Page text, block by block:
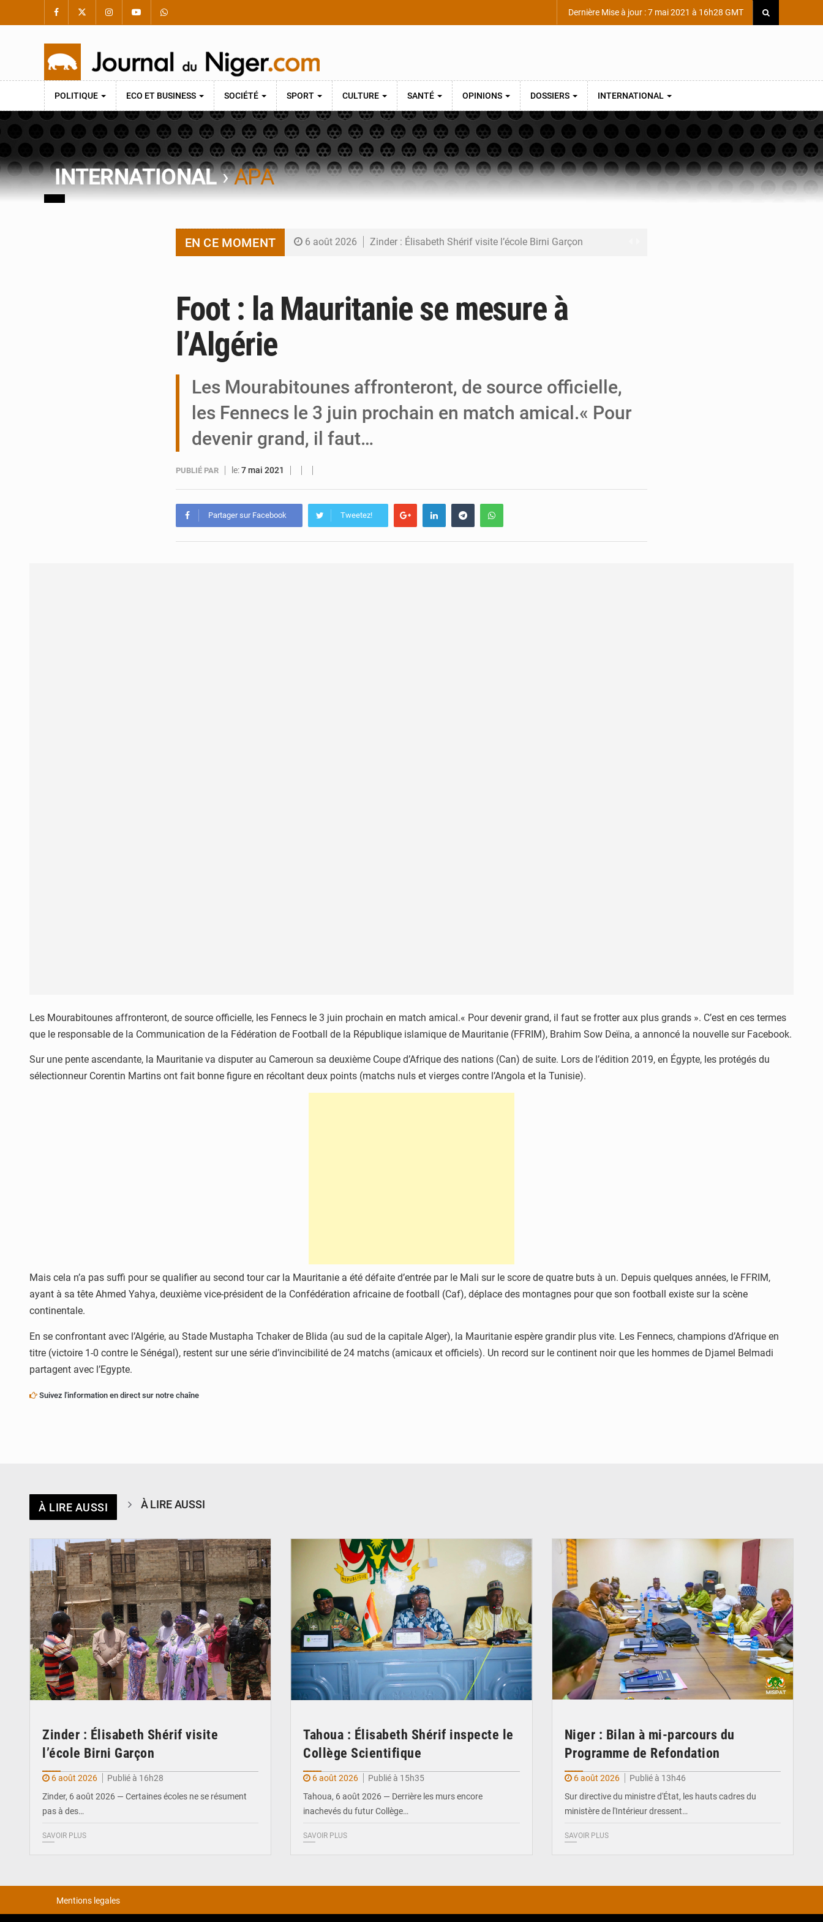
Dernière Mise à jour : 7 mai 2021 à 16h28 GMT
POLITIQUE ECO ET BUSINESS SOCIÉTÉ SPORT CULTURE SANTÉ OPINIONS DOSSIERS INTERNATIONAL
INTERNATIONAL›APA
EN CE MOMENT 6 août 2026 Zinder : Élisabeth Shérif visite l’école Birni Garçon
6 août 2026 Niger : Bilan à mi-parcours du Programme de Refondation
6 août 2026 Chasse aux gabegies à Niamey : 74 milliards de FCFA recouvrés par la COLDEFF
Foot : la Mauritanie se mesure à
l’Algérie
Les Mourabitounes affronteront, de source officielle,
les Fennecs le 3 juin prochain en match amical.« Pour
devenir grand, il faut…
PUBLIÉ PAR le:7 mai 2021
Partager sur Facebook Tweetez!
Les Mourabitounes affronteront, de source officielle, les Fennecs le 3 juin prochain en match amical.« Pour devenir grand, il faut se frotter aux plus grands ». C’est en ces termes
que le responsable de la Communication de la Fédération de Football de la République islamique de Mauritanie (FFRIM), Brahim Sow Deïna, a annoncé la nouvelle sur Facebook.
Sur une pente ascendante, la Mauritanie va disputer au Cameroun sa deuxième Coupe d’Afrique des nations (Can) de suite. Lors de l’édition 2019, en Égypte, les protégés du
sélectionneur Corentin Martins ont fait bonne figure en récoltant deux points (matchs nuls et vierges contre l’Angola et la Tunisie).
Mais cela n’a pas suffi pour se qualifier au second tour car la Mauritanie a été défaite d’entrée par le Mali sur le score de quatre buts à un. Depuis quelques années, le FFRIM,
ayant à sa tête Ahmed Yahya, deuxième vice-président de la Confédération africaine de football (Caf), déplace des montagnes pour que son football existe sur la scène
continentale.
En se confrontant avec l’Algérie, au Stade Mustapha Tchaker de Blida (au sud de la capitale Alger), la Mauritanie espère grandir plus vite. Les Fennecs, champions d’Afrique en
titre (victoire 1-0 contre le Sénégal), restent sur une série d’invincibilité de 24 matchs (amicaux et officiels). Un record sur le continent noir que les hommes de Djamel Belmadi
partagent avec l’Egypte.
Suivez l'information en direct sur notre chaîne
À LIRE AUSSI À LIRE AUSSI
Zinder : Élisabeth Shérif visite
l’école Birni Garçon
6 août 2026
Publié à 16h28
Zinder, 6 août 2026 — Certaines écoles ne se résument
pas à des…
SAVOIR PLUS
Tahoua : Élisabeth Shérif inspecte le
Collège Scientifique
6 août 2026
Publié à 15h35
Tahoua, 6 août 2026 — Derrière les murs encore
inachevés du futur Collège…
SAVOIR PLUS
Niger : Bilan à mi-parcours du
Programme de Refondation
6 août 2026
Publié à 13h46
Sur directive du ministre d'État, les hauts cadres du
ministère de l'Intérieur dressent…
SAVOIR PLUS
Mentions legales